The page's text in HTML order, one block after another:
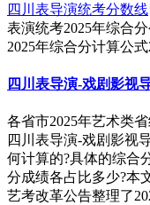
四川表导演统考分数线
表演统考2025年综合
2025年综合分计算公式
四川表导演-戏剧影视
各省市2025年艺术类
四川表导演-戏剧影视
何计算的?具体的综合
分成绩各占比多少?本
艺考改革公告整理了